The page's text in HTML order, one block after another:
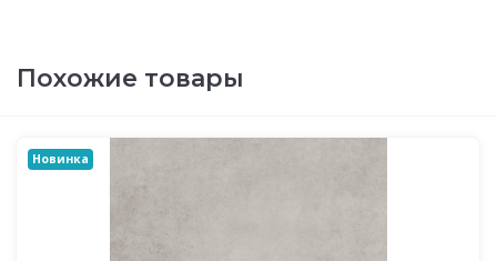
Похожие товары
Новинка